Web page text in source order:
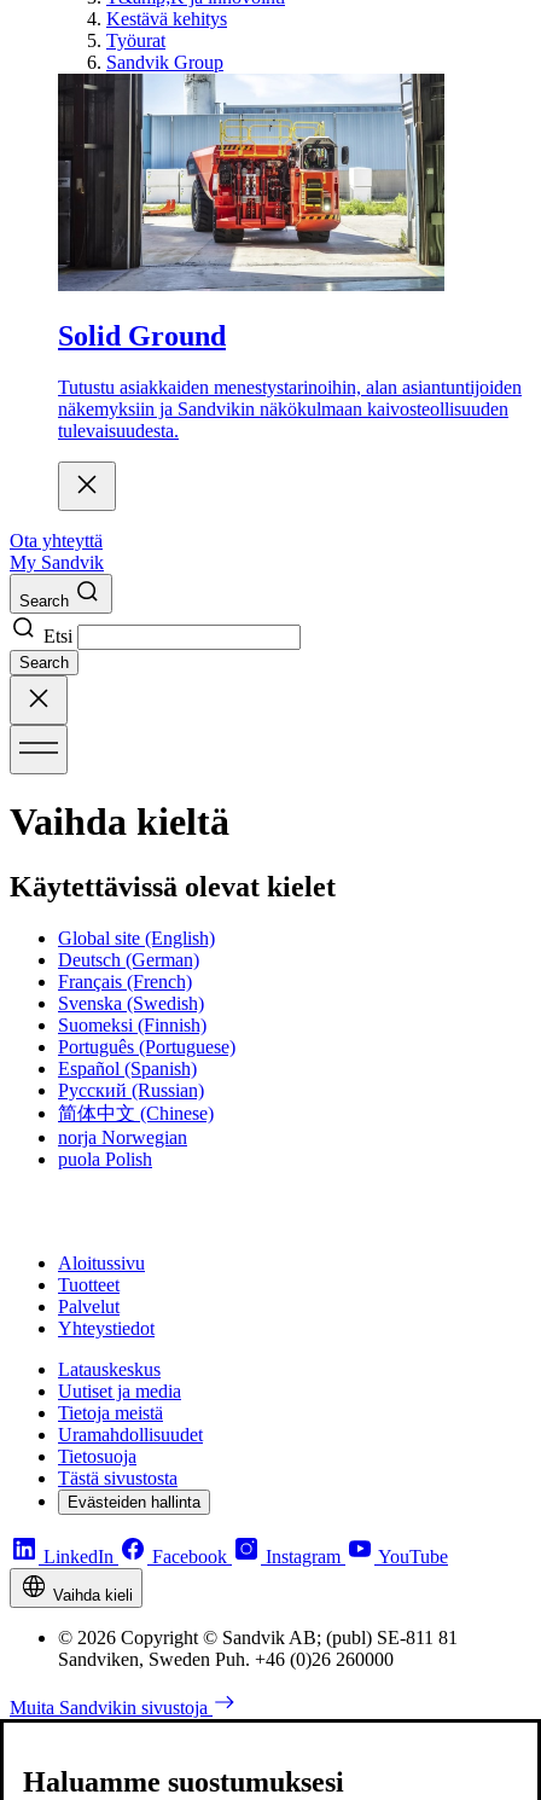
Kestävä kehitys
Työurat
Sandvik Group
Solid Ground
Tutustu asiakkaiden menestystarinoihin, alan asiantuntijoiden
näkemyksiin ja Sandvikin näkökulmaan kaivosteollisuuden
tulevaisuudesta.
Ota yhteyttä
My Sandvik
Search
Etsi
Search
Vaihda kieltä
Käytettävissä olevat kielet
Global site (English)
Deutsch (German)
Français (French)
Svenska (Swedish)
Suomeksi (Finnish)
Português (Portuguese)
Español (Spanish)
Русский (Russian)
简体中文 (Chinese)
norja Norwegian
puola Polish
Aloitussivu
Tuotteet
Palvelut
Yhteystiedot
Latauskeskus
Uutiset ja media
Tietoja meistä
Uramahdollisuudet
Tietosuoja
Tästä sivustosta
Evästeiden hallinta
LinkedIn Facebook Instagram YouTube
Vaihda kieli
© 2026 Copyright © Sandvik AB; (publ) SE-811 81
Sandviken, Sweden Puh. +46 (0)26 260000
Muita Sandvikin sivustoja
Haluamme suostumuksesi